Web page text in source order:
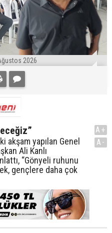
2026
akşam yapılan Genel
Ali Kanlı
“Gönyeli ruhunu
gençlere daha çok
A+
A-